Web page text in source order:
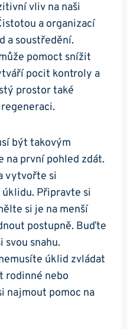
vliv na naši
a organizací
a soustředění.
pomoct snížit
pocit kontroly a
prostor také
být takovým
na první pohled zdát.
vytvořte si
Připravte si
si je na menší
postupně. Buďte
svou snahu.
úklid zvládat
rodinné nebo
najmout pomoc na